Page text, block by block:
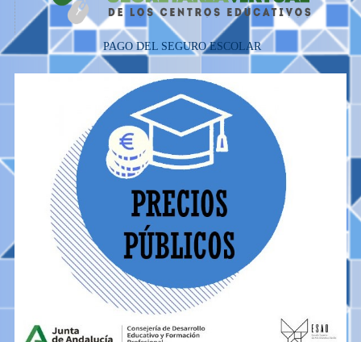
PAGO DEL SEGURO ESCOLAR